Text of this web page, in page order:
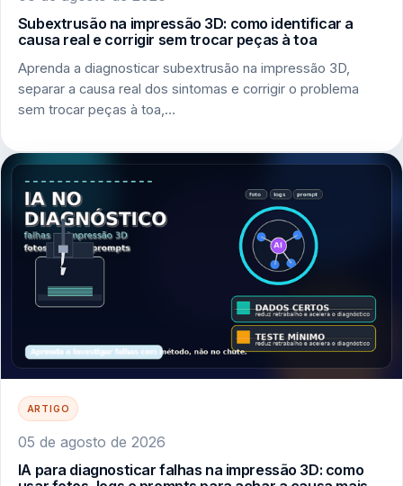
Subextrusão na impressão 3D: como identificar a
causa real e corrigir sem trocar peças à toa
Aprenda a diagnosticar subextrusão na impressão 3D,
separar a causa real dos sintomas e corrigir o problema
sem trocar peças à toa,…
ARTIGO
05 de agosto de 2026
IA para diagnosticar falhas na impressão 3D: como